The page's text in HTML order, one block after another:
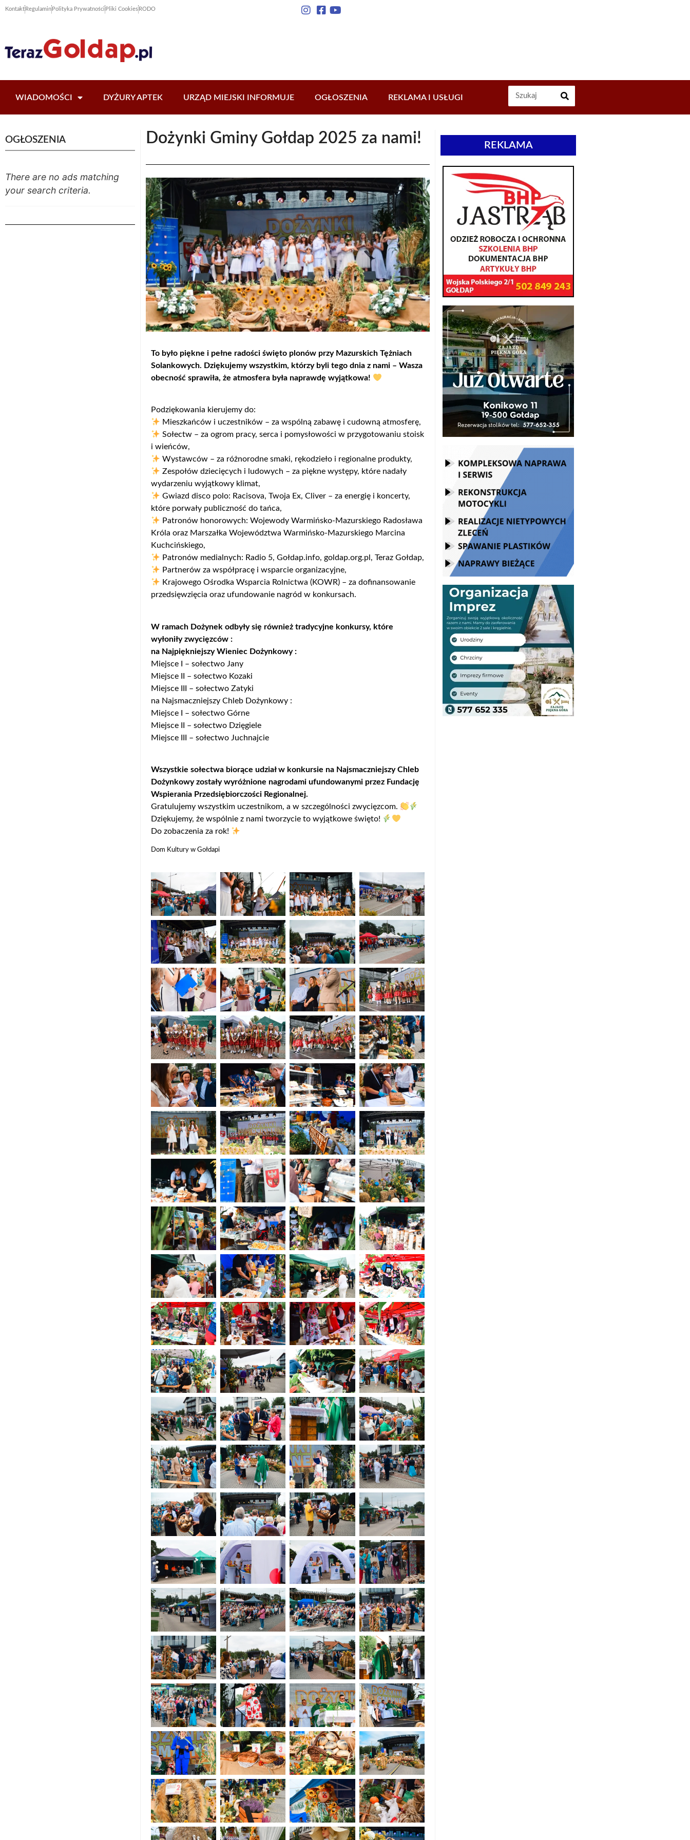
Kontakt Regulamin Polityka Prywatności Pliki Cookies RODO
WIADOMOŚCI DYŻURY APTEK URZĄD MIEJSKI INFORMUJE OGŁOSZENIA REKLAMA I USŁUGI
OGŁOSZENIA
There are no ads matching
your search criteria.
Dożynki Gminy Gołdap 2025 za nami!
To było piękne i pełne radości święto plonów przy Mazurskich Tężniach
Solankowych. Dziękujemy wszystkim, którzy byli tego dnia z nami – Wasza
obecność sprawiła, że atmosfera była naprawdę wyjątkowa!
Podziękowania kierujemy do:
Mieszkańców i uczestników – za wspólną zabawę i cudowną atmosferę,
Sołectw – za ogrom pracy, serca i pomysłowości w przygotowaniu stoisk
i wieńców,
Wystawców – za różnorodne smaki, rękodzieło i regionalne produkty,
Zespołów dziecięcych i ludowych – za piękne występy, które nadały
wydarzeniu wyjątkowy klimat,
Gwiazd disco polo: Racisova, Twoja Ex, Cliver – za energię i koncerty,
które porwały publiczność do tańca,
Patronów honorowych: Wojewody Warmińsko-Mazurskiego Radosława
Króla oraz Marszałka Województwa Warmińsko-Mazurskiego Marcina
Kuchcińskiego,
Patronów medialnych: Radio 5, Gołdap.info, goldap.org.pl, Teraz Gołdap,
Partnerów za współpracę i wsparcie organizacyjne,
Krajowego Ośrodka Wsparcia Rolnictwa (KOWR) – za dofinansowanie
przedsięwzięcia oraz ufundowanie nagród w konkursach.
W ramach Dożynek odbyły się również tradycyjne konkursy, które
wyłoniły zwycięzców :
na Najpiękniejszy Wieniec Dożynkowy :
Miejsce I – sołectwo Jany
Miejsce II – sołectwo Kozaki
Miejsce III – sołectwo Zatyki
na Najsmaczniejszy Chleb Dożynkowy :
Miejsce I – sołectwo Górne
Miejsce II – sołectwo Dzięgiele
Miejsce III – sołectwo Juchnajcie
Wszystkie sołectwa biorące udział w konkursie na Najsmaczniejszy Chleb
Dożynkowy zostały wyróżnione nagrodami ufundowanymi przez Fundację
Wspierania Przedsiębiorczości Regionalnej.
Gratulujemy wszystkim uczestnikom, a w szczególności zwycięzcom.
Dziękujemy, że wspólnie z nami tworzycie to wyjątkowe święto!
Do zobaczenia za rok!
Dom Kultury w Gołdapi
REKLAMA